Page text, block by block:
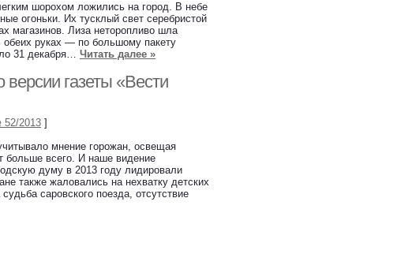
шорохом ложились на город. В небе
огоньки. Их тусклый свет серебристой
магазинов. Лиза неторопливо шла
обеих руках — по большому пакету
31 декабря… Читать далее »
версии газеты «Вести
2013 ]
мнение горожан, освещая
больше всего. И наше видение
думу в 2013 году лидировали
также жаловались на нехватку детских
саровского поезда, отсутствие